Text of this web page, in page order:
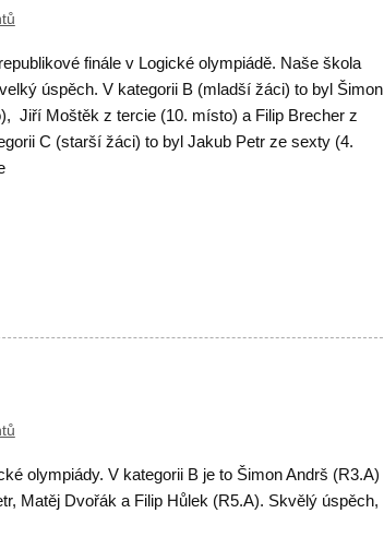
finále v Logické olympiádě. Naše škola
úspěch. V kategorii B (mladší žáci) to byl Šimon
Jiří Moštěk z tercie (10. místo) a Filip Brecher z
C (starší žáci) to byl Jakub Petr ze sexty (4.
olympiády. V kategorii B je to Šimon Andrš (R3.A)
Matěj Dvořák a Filip Hůlek (R5.A). Skvělý úspěch,